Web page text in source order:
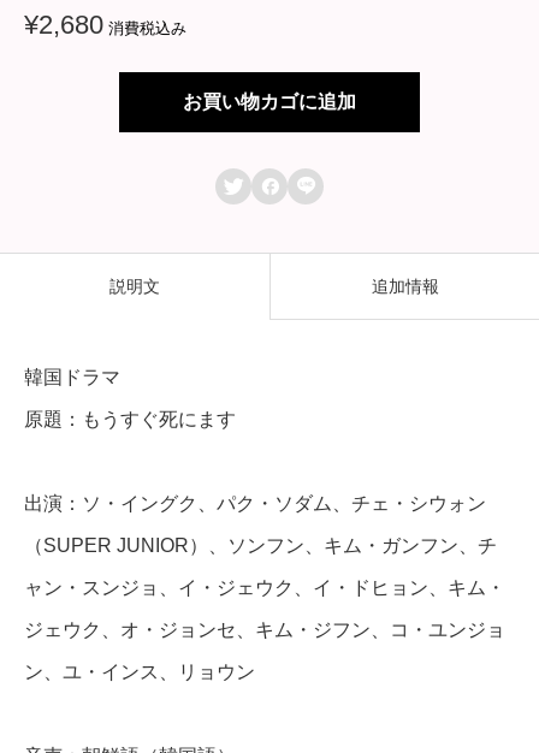
ド
す
全
話
D
V
＆
¥2,680 消費税込み
お買い物カゴに追加
  
説明文 追加情報
韓国ドラマ
原題：もうすぐ死にます
出演：ソ・イングク、パク・ソダム、チェ・シウォン
（SUPER JUNIOR）、ソンフン、キム・ガンフン、チ
ャン・スンジョ、イ・ジェウク、イ・ドヒョン、キム・
ジェウク、オ・ジョンセ、キム・ジフン、コ・ユンジョ
ン、ユ・インス、リョウン